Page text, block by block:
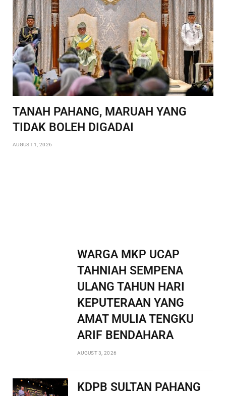
TANAH PAHANG, MARUAH YANG
TIDAK BOLEH DIGADAI
AUGUST 1, 2026
WARGA MKP UCAP
TAHNIAH SEMPENA
ULANG TAHUN HARI
KEPUTERAAN YANG
AMAT MULIA TENGKU
ARIF BENDAHARA
AUGUST 3, 2026
KDPB SULTAN PAHANG